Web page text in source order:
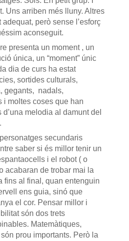
Uns arriben més lluny. Altres
però sense l’esforç
aconseguit.
presenta un moment , un
única, un “moment” únic
dia de curs ha estat
sortides culturals,
gegants, nadals,
i moltes coses que han
melodia al damunt del
secundaris
saber si és millor tenir un
i el robot ( o
acabaran de trobar mai la
fins al final, quan entenguin
ens guia, sinó que
el cor. Pensar millor i
són dos trets
Matemàtiques,
prou importants. Però la